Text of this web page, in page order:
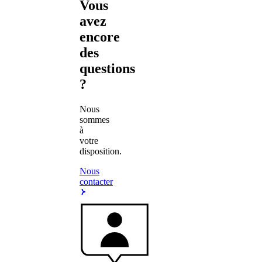
Vous
avez
encore
des
questions
?
Nous
sommes
à
votre
disposition.
Nous
contacter